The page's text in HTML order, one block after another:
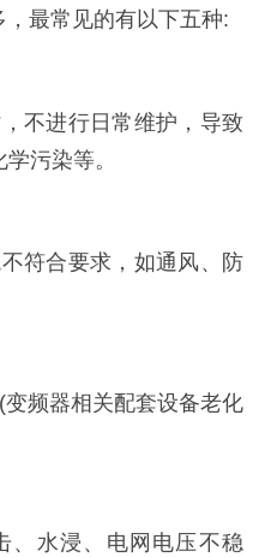
最常见的有以下五种:
不进行日常维护，导致
污染等。
符合要求，如通风、防
频器相关配套设备老化
、水浸、电网电压不稳